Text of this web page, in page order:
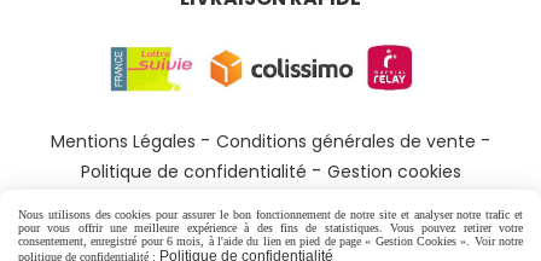
Mentions Légales
Conditions générales de vente
Politique de confidentialité
Gestion cookies
Nous utilisons des cookies pour assurer le bon fonctionnement de notre site et analyser notre trafic et
pour vous offrir une meilleure expérience à des fins de statistiques. Vous pouvez retirer votre
consentement, enregistré pour 6 mois, à l'aide du lien en pied de page « Gestion Cookies ». Voir notre
politique de confidentialité : Politique de confidentialité